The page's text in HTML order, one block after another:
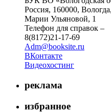
Россия, 160000, Вологда,
Марии Ульяновой, 1
Телефон для справок –
8(8172)21-17-69
Adm@booksite.ru
ВКонтакте
Видеохостинг
реклама
избранное